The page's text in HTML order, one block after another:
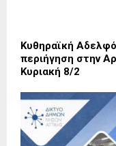
Κυθηραϊκή
περιήγηση στην
Κυριακή 8/2